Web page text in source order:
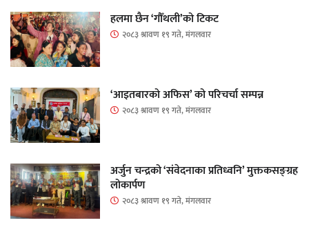
हलमा छैन ‘गौँथली’को टिकट
२०८३ श्रावण १९ गते, मंगलवार
‘आइतबारको अफिस’ को परिचर्चा सम्पन्न
२०८३ श्रावण १९ गते, मंगलवार
अर्जुन चन्द्रको ‘संवेदनाका प्रतिध्वनि’ मुक्तकसङ्ग्रह
लोकार्पण
२०८३ श्रावण १९ गते, मंगलवार